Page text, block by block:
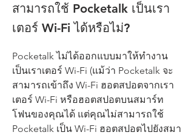
สามารถใช้ Pocketalk เป็นเรา
เตอร์ Wi-Fi ได้หรือไม่?
Pocketalk ไม่ได้ออกแบบมาให้ทำงาน
เป็นเราเตอร์ Wi-Fi (แม้ว่า Pocketalk จะ
สามารถเข้าถึง Wi-Fi ฮอตสปอตจากเรา
เตอร์ Wi-Fi หรือฮอตสปอตบนสมาร์ท
โฟนของคุณได้ แต่คุณไม่สามารถใช้
Pocketalk เป็น Wi-Fi ฮอตสปอตไปยังสมา